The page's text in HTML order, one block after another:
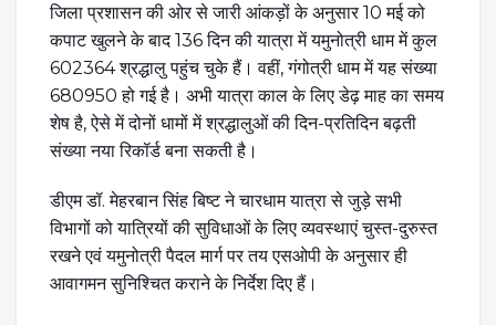
जिला प्रशासन की ओर से जारी आंकड़ों के अनुसार 10 मई को
कपाट खुलने के बाद 136 दिन की यात्रा में यमुनोत्री धाम में कुल
602364 श्रद्धालु पहुंच चुके हैं। वहीं, गंगोत्री धाम में यह संख्या
680950 हो गई है। अभी यात्रा काल के लिए डेढ़ माह का समय
शेष है, ऐसे में दोनों धामों में श्रद्धालुओं की दिन-प्रतिदिन बढ़ती
संख्या नया रिकॉर्ड बना सकती है।
डीएम डॉ. मेहरबान सिंह बिष्ट ने चारधाम यात्रा से जुड़े सभी
विभागों को यात्रियों की सुविधाओं के लिए व्यवस्थाएं चुस्त-दुरुस्त
रखने एवं यमुनोत्री पैदल मार्ग पर तय एसओपी के अनुसार ही
आवागमन सुनिश्चित कराने के निर्देश दिए हैं।